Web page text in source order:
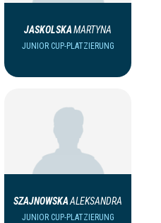
JASKOLSKAMARTYNA
JUNIOR CUP-PLATZIERUNG
SZAJNOWSKAALEKSANDRA
JUNIOR CUP-PLATZIERUNG